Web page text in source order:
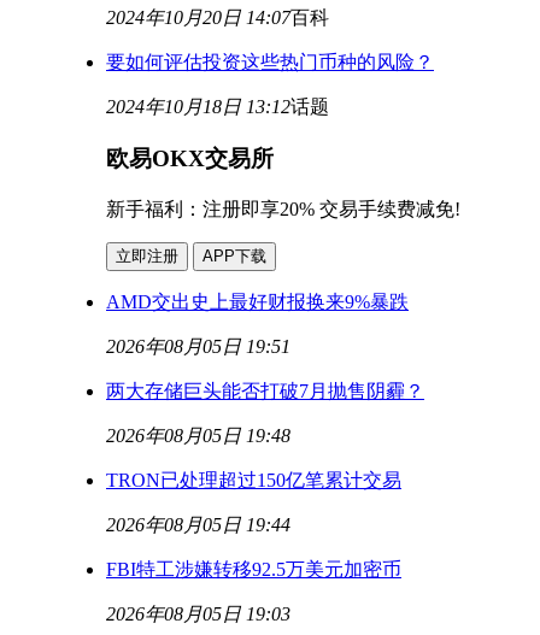
2024年10月20日 14:07百科
要如何评估投资这些热门币种的风险？
2024年10月18日 13:12话题
欧易OKX交易所
新手福利： 注册即享20% 交易手续费减免!
立即注册 APP下载
AMD交出史上最好财报换来9%暴跌
2026年08月05日 19:51
两大存储巨头能否打破7月抛售阴霾？
2026年08月05日 19:48
TRON已处理超过150亿笔累计交易
2026年08月05日 19:44
FBI特工涉嫌转移92.5万美元加密币
2026年08月05日 19:03